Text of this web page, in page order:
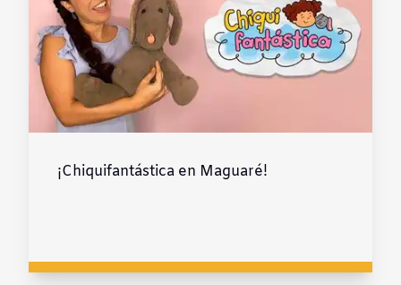
¡Chiquifantástica en Maguaré!